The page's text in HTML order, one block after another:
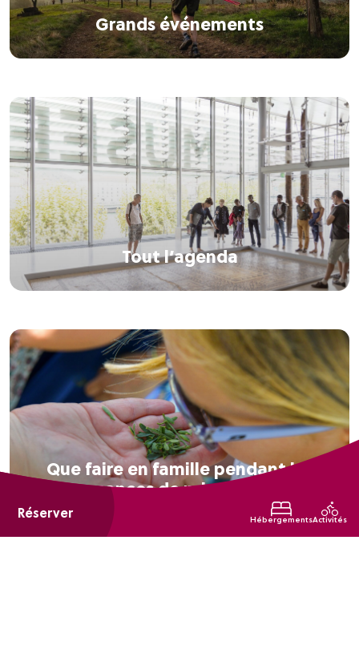
Réserver HébergementsActivités
Grands événements
Tout l’agenda
Que faire en famille pendant les
vacances de printemps ?